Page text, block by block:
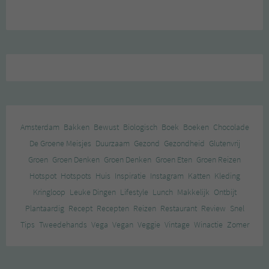
Amsterdam Bakken Bewust Biologisch Boek Boeken Chocolade
De Groene Meisjes Duurzaam Gezond Gezondheid Glutenvrij
Groen Groen Denken Groen Denken Groen Eten Groen Reizen
Hotspot Hotspots Huis Inspiratie Instagram Katten Kleding
Kringloop Leuke Dingen Lifestyle Lunch Makkelijk Ontbijt
Plantaardig Recept Recepten Reizen Restaurant Review Snel
Tips Tweedehands Vega Vegan Veggie Vintage Winactie Zomer